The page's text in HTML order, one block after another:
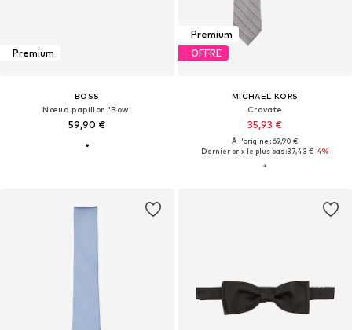
Premium
BOSS
Nœud papillon 'Bow'
59,90 €
Premium
OFFRE
MICHAEL KORS
Cravate
35,93 €
À l'origine : 69,90 €
Dernier prix le plus bas :37,43 €-4%